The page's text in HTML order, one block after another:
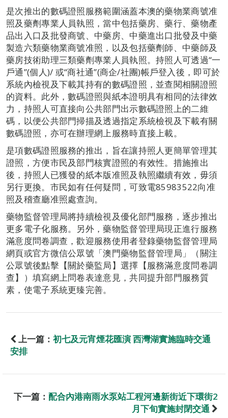
是次推出的數碼證照服務範圍涵蓋本澳的藥物業商號准
照及藥劑專業人員執照，當中包括藥房、藥行、藥物產
品出入口及批發商號、中藥房、中藥進出口批發及中藥
製造六類藥物業商號准照，以及包括藥劑師、中藥師及
藥房技術助理三類藥劑專業人員執照。持照人可透過“一
戶通”(個人)/ 或“商社通”(商企/社團)帳戶登入後，即可於
系統內檢視及下載其持有的數碼證照，並查閱相關證照
的資料。此外，數碼證照與紙本證明具有相同的法律效
力，持照人可直接向公共部門出示數碼證照上的二維
碼，以便公共部門掃描及透過指定系統檢視及下載有關
數碼證照，亦可在辦理網上服務時直接上載。
是項數碼證照服務的推出，旨在讓持照人更簡單管理其
證照，方便市民及部門核實證照的有效性。措施推出
後，持照人已獲發的紙本版准照及執照繼續有效，毋須
另行更換。市民如有任何疑問，可致電85983522向准
照及稽查廳准照處查詢。
藥物監督管理局將持續檢視及優化部門服務，逐步推出
更多電子化服務。另外，藥物監督管理局現正進行服務
滿意度問卷調查，歡迎服務使用者登錄藥物監督管理局
網頁或官方微信公眾號「澳門藥物監督管理局」（關注
公眾號後點擊【關於藥監局】選擇【服務滿意度問卷調
查】）填寫網上問卷表達意見，共同提升部門服務質
素，使電子系統更臻完善。
上一篇： 初七及元宵煙花匯演 西灣湖實施臨時交通
安排
下一篇： 配合內港南雨水泵站工程河邊新街近下環街2
月下旬實施封閉交通